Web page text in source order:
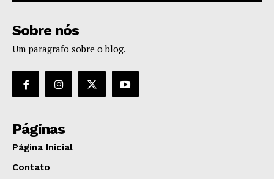
Sobre nós
Um paragrafo sobre o blog.
Páginas
Página Inicial
Contato